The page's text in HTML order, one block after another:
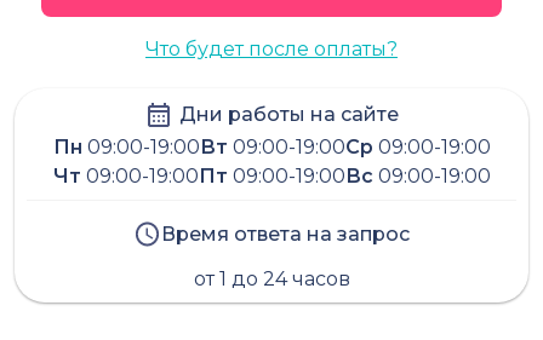
Что будет после оплаты?
Дни работы на сайте
Пн 09:00-19:00Вт 09:00-19:00Ср 09:00-19:00
Чт 09:00-19:00Пт 09:00-19:00Вс 09:00-19:00
Время ответа на запрос
от 1 до 24 часов